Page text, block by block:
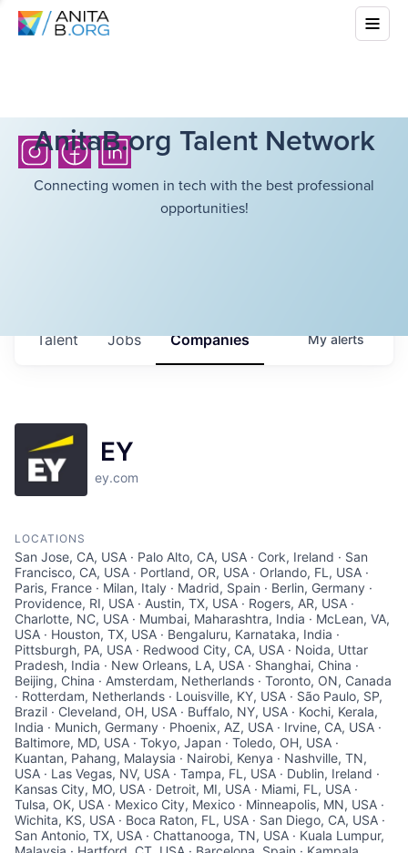
AnitaB.org Talent Network
Connecting women in tech with the best professional
opportunities!
Jobs Companies
Talent Myalerts
EY
ey.com
LOCATIONS
San Jose, CA, USA · Palo Alto, CA, USA · Cork, Ireland · San Francisco, CA, USA · Portland, OR, USA · Orlando, FL, USA · Paris, France · Milan, Italy · Madrid, Spain · Berlin, Germany · Providence, RI, USA · Austin, TX, USA · Rogers, AR, USA · Charlotte, NC, USA · Mumbai, Maharashtra, India · McLean, VA, USA · Houston, TX, USA · Bengaluru, Karnataka, India · Pittsburgh, PA, USA · Redwood City, CA, USA · Noida, Uttar Pradesh, India · New Orleans, LA, USA · Shanghai, China · Beijing, China · Amsterdam, Netherlands · Toronto, ON, Canada · Rotterdam, Netherlands · Louisville, KY, USA · São Paulo, SP, Brazil · Cleveland, OH, USA · Buffalo, NY, USA · Kochi, Kerala, India · Munich, Germany · Phoenix, AZ, USA · Irvine, CA, USA · Baltimore, MD, USA · Tokyo, Japan · Toledo, OH, USA · Kuantan, Pahang, Malaysia · Nairobi, Kenya · Nashville, TN, USA · Las Vegas, NV, USA · Tampa, FL, USA · Dublin, Ireland · Kansas City, MO, USA · Detroit, MI, USA · Miami, FL, USA · Tulsa, OK, USA · Mexico City, Mexico · Minneapolis, MN, USA · Wichita, KS, USA · Boca Raton, FL, USA · San Diego, CA, USA · San Antonio, TX, USA · Chattanooga, TN, USA · Kuala Lumpur, Malaysia · Hartford, CT, USA · Barcelona, Spain · Kampala, Uganda · Tucson, AZ, USA · Chengdu, Sichuan, China · Grand Rapids, MI, USA · Greenville, SC, USA · Birmingham, AL, USA · Düsseldorf, Germany · Guangzhou, Guangdong, China · Hangzhou, Zhejiang, China · Jacksonville, FL, USA · Shenzhen, Guangdong, China · Xi'an, Shaanxi, China · Rome, Italy · Stuttgart, Germany · Hamburg, Germany · Makati, Metro Manila, Philippines · Ljubljana, Slovenia · 1217 Šinkov Turn, Slovenia · Accra, Ghana · Oslo, Norway · New Delhi, Delhi, India · Hoboken, NJ, USA · Milwaukee, WI, USA · Hyderabad, Telangana, India · Chennai, Tamil Nadu, India · Fort Worth, TX, USA · Tijuana, Baja California, Mexico · Bangkok, Thailand · Copenhagen, Denmark · Aarhus, Denmark · Stamford, CT, USA · Buenos Aires, Argentina · Sacramento, CA, USA · Des Moines, IA, USA · Pune, Maharashtra, India · Amman, Jordan · Bogotá, Bogota, Colombia · Brisbane, Australia · Dar es Salaam, Tanzania · Lusaka, Zambia · Belo Horizonte, MG, Brazil · Asuncion, Paraguay · Dhaka, Bangladesh · Yangon, Myanmar (Burma) · Charleston, SC, USA · Honolulu, HI, USA · Dubai - United Arab Emirates · Singapore · Quito, Ecuador · Alpharetta, GA, USA · Prague, Czechia · Oklahoma City, OK, USA · Mannheim, Germany · Antwerp, Belgium · Arnhem, Netherlands · Gothenburg, Sweden · Salzburg, Austria · Hanover, Germany · Zürich, Switzerland · Basel, Switzerland · Calgary, AB, Canada · Wuhan, Hubei, China · Alesund, Norway · Kristiansand, Norway · Padua, Province of Padua, Italy · Trondheim, Norway · Tromsø, Norway · Drammen, Norway · Eindhoven, Netherlands · Lille, France · Bucharest, Romania · Groningen, Netherlands · Ho Chi Minh City, Vietnam · Izmir, İzmir, Turkey · Cape Town, South Africa · Medellín, Medellin, Antioquia, Colombia · Istanbul, İstanbul, Turkey · The Hague, Netherlands · Toulouse, France · Ahmedabad, Gujarat, India · Kolkata, West Bengal, India · Taichung City, Taiwan · Tianjin, China · Nantes, France · Bergen, Norway · Secaucus, NJ, USA · Valladolid, Spain · Phnom Penh, Cambodia · Thane, Maharashtra, India · Busan, South Korea · Guatemala City, Guatemala · Blantyre, Malawi · Lyon, France · Riyadh Saudi Arabia · Roseville, CA, USA · Ankara, Turkey · Abu Dhabi - United Arab Emirates · Cham, Switzerland · Bern, Switzerland · Ghent, Belgium · Nice, France · Tallinn, Estonia · Nanjing, Jiangsu, China · Osaka, Japan · Sofia, Bulgaria · Zapopan, Mexico · Lisbon, Portugal · Belfast, UK · Edmonton, AB, Canada · Kabul, Afghanistan · Helsinki, Finland · Lahore, Pakistan · Suzhou, Jiangsu, China · Rio de Janeiro, RJ, Brazil · Jerusalem, Israel · Cali, Valle del Cauca, Colombia · Gurugram, Haryana, India · Porto Alegre, RS, Brazil · Nuremberg, Germany · Sandnes, Norway · Haifa, Israel · Gaborone, Botswana · Auckland, New Zealand · Pamplona, Navarre, Spain · Turku, Finland · Łódź, Poland · Strasbourg, France · Bordeaux, France · Marseille, France · Palma, Balearic Islands, Spain · Brussels, Belgium · Utrecht, Netherlands · Winston-Salem, NC, USA · Valencia, Spain · Paratibe, Recife · Zagreb, Croatia · Cologne, Germany · Kiev, Ukraine · Santiago de Querétaro, Qro., Mexico · Cairo, Cairo Governorate, Egypt · Venlo, Netherlands · Wellington, New Zealand · Bratislava, Slovakia · Ciudad Juarez, Chihuahua, Mexico · Courbevoie, France · Casablanca, Morocco · Riga, Latvia · Winnipeg, MB, Canada · Chihuahua, Mexico · Porto, Portugal · Turin, Metropolitan City of Turin, Italy · Colombo, Sri Lanka · Nicosia, Cyprus · Campinas, State of São Paulo, Brazil · Doha, Qatar · Ribeirao Preto - Conquista, Ribeirão Preto - State of São Paulo, Brazil · Poznań, Poland · Warsaw, Poland · Ostrava, Czechia · Christchurch, New Zealand · Beirut, Lebanon · Hasselt, Belgium · Reading, UK · Essen, Germany · Halifax, NS, Canada · Managua, Nicaragua · Bloemfontein, South Africa · Hanoi, Hoàn Kiếm, Hanoi, Vietnam · Gdańsk, Poland · Harare, Zimbabwe · Haikou, Hainan, China · Leipzig, Germany · Maputo, Mozambique · Vilnius, Lithuania · San Pedro Garza García, Nuevo Leon, Mexico · Galway, Ireland · Port Elizabeth, South Africa · Stellenbosch, South Africa · Ningbo, Zhejiang, China · Nagoya, Aichi Prefecture, Japan · Saskatoon, SK, Canada · Seoul, South Korea · St Gallen, Switzerland · Chisinau, Moldova · Panama City, Panama · Yerevan, Armenia · Taoyuan City, Taiwan · Tunis, Tunisia · Maastricht, Netherlands · Brescia, Province of Brescia, Italy · Bergamo, Province of Bergamo, Italy · Jamshedpur, Jharkhand, India · Uppsala, Sweden · Dortmund, Germany · Qingdao, Shandong, China · Noumea, New Caledonia · Tampere, Finland · St Thomas, PA, USA · Genoa, Metropolitan City of Genoa, Italy · Islamabad, Pakistan · Klagenfurt am Wörthersee, Austria · South Jakarta, South Jakarta City, Jakarta, Indonesia · Tbilisi, Georgia · Vientiane, Laos · Reykjavík, Iceland · Belgrade, Serbia · Tirana, Albania · Chongqing, China · San Luis Potosi, Mexico · Cebu City, Cebu, Philippines · Sandton, South Africa · Montevideo Department, Uruguay · Brno, Czechia · Fortaleza, CE, Brazil · Salvador, BA, Brazil · Curitiba, PR, Brazil · Suva, Fiji · Dalian, Liaoning, China · Xiamen, Fujian, China · Córdoba, Cordoba, Argentina · Manama, Bahrain · Bulawayo, Zimbabwe · Rennes, France · Bruges, Belgium · Thessaloniki, Greece · 9490 Vaduz, Liechtenstein · Kuopio, Finland · Chandigarh, India · Cluj-Napoca, Romania · Port Moresby, Papua New Guinea · Dakar, Senegal · Jeddah Saudi Arabia · Kingston, Jamaica · Bremen, Germany · Zwolle, Netherlands · Marousi, Greece · Caracas, Capital District, Venezuela · Kuwait City, Kuwait · Las Condes, Santiago Metropolitan Region, Chile · Changsha, Hunan, China · Bologna, Metropolitan City of Bologna, Italy · Almaty, Kazakhstan · Karlstad, Sweden · Dresden, Germany · Seville, Spain · Limerick, Ireland · Willemstad, Curaçao · Ulaanbaatar, Mongolia · Skopje, Macedonia (FYROM) · Goiânia, State of Goiás, Brazil · Umeå, Sweden · Barranquilla, Atlantico, Colombia · Grenoble, France · Karachi, Karachi City, Sindh, Pakistan · London, CA, USA · Timișoara, Romania · Oranjestad, Aruba · Erbil, Iraq · Oulu, Finland · Perth WA, Australia · Waterloo, CA, USA · Waterford, Ireland · Lund, Sweden · Baku, Azerbaijan · Kaohsiung City, Taiwan · Kunming, Yunnan, China · San Isidro, Peru · Machelen, Belgium · Aguascalientes, Mexico · Iași, Romania · Leon, Guanajuato, Mexico · Nivelles, Belgium · Tegucigalpa, Honduras · Ho Chi Minh City, Vietnam · Jinan, Shandong, China · Luxembourg · Bilbao, Biscay, Spain · San Salvador, El Salvador · Woodbridge Township, NJ, USA · Jönköping, Sweden · Jaffa, Tel Aviv-Yafo, Israel · Málaga, Spain · Bishkek, Kyrgyzstan · Bursa, Turkey · Aalborg, Denmark · Fredrikstad, Norway · Astana0, Kazakhstan · Katowice, Poland · Damascus, Syria · Brazzaville, Republic of the Congo · Luanda, Angola · Conakry, Guinea · Cagayan de Oro, Misamis Oriental, Philippines · Tashkent, Uzbekistan · Windhoek, Namibia · Freiburg, Germany · Žilina, Slovakia · Enschede, Netherlands · Al Khobar Saudi Arabia · Macau · A Coruña, Spain · Kaunas, Lithuania · Muscat, Oman · Helsingborg, Sweden · Linköping, Sweden · Paramaribo, Suriname · Port of Spain, Trinidad and Tobago · Kandy, Sri Lanka · Cambridge, MA, USA · Quatre Bornes, Mauritius · Zaragoza, Spain · Umhlanga, South Africa · United Kingdom · London, UK · Baguio, Benguet, Philippines · Cambridge, UK · Edinburgh, UK · Newcastle upon Tyne, UK · Örnsköldsvik, Sweden · Nancy, France · Heilbronn, Germany · Aberdeen, UK · Patras, Greece · Manchester, UK · La Paz, Bolivia · Tamuning, Guam · Fukuoka, Japan · Linz, Austria · Atyrau, Kazakhstan · Victoria, BC, Canada · St. John's, NL, Canada · Montreal, QC, Canada · Clayton, NC, USA · Verona, VR, Italy · Vancouver, BC, Canada · Bristol, UK · Sundsvall, Sweden · Columbia, MD, USA · Quebec City, QC, Canada · Liège, Belgium · Leeds, UK · Surabaya, Surabaya City, East Java, Indonesia · Ottawa, ON, Canada · Philadelphia, PA, USA · Sapporo, Hokkaido, Japan · Birmingham, UK · Zhengzhou, Henan, China · Rochester, NY, USA · Southampton, UK · Richmond, VA, USA · Memphis, TN, USA · Los Angeles, CA, USA · Liverpool, UK · kigali, rwanda · lugano, switzerland · são paulo, state of são paulo, brazil · hong kong · hsinchu, east district, hsinchu city, taiwan · Indianapolis, IN, USA · douala, cameroon · westlake village, ca, usa · New York, NY, USA · eskilstuna, sweden · västerås, sweden · Taipei City, Taiwan · vigo, pontevedra, spain · luton, uk · Tainan City, Taiwan · Košice, Slovakia · kongsberg, norway · douglas, isle of man · Washington, DC, USA · Alkmaar, Netherlands · hiroshima, japan · guayaquil, ecuador · hønefoss, norway · dieppe, nb, canada · saint john, nb, canada · jyväskylä, finland · lucerne, switzerland · rouen, france · brasília - brasilia, federal district, brazil · Salt Lake City, UT, USA · Boston, MA, USA · Denver, CO, USA · Chi